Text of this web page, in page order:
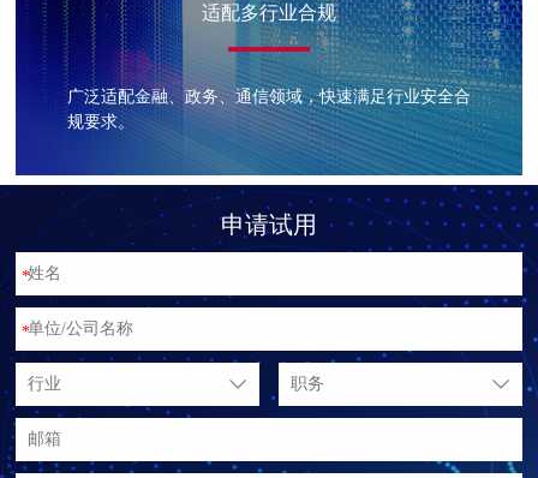
适配多行业合规
广泛适配金融、政务、通信领域，快速满足行业安全合
规要求。
申请试用
*
*
行业 职务